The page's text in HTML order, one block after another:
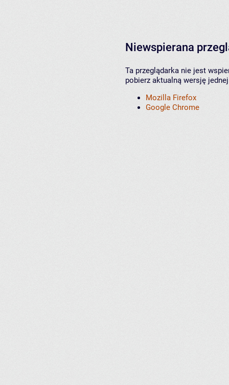
Niewspierana
Ta przeglądarka nie jest
pobierz aktualną wersję
Mozilla Firefox
Google Chrome